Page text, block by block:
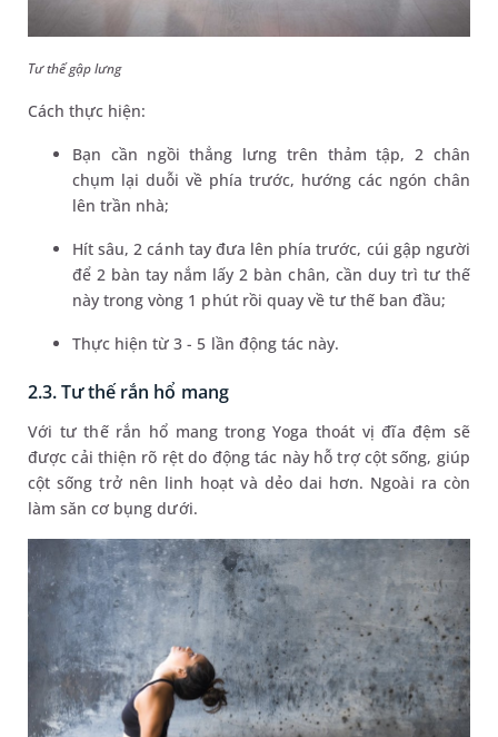
Tư thế gập lưng
Cách thực hiện:
Bạn cần ngồi thẳng lưng trên thảm tập, 2 chân
chụm lại duỗi về phía trước, hướng các ngón chân
lên trần nhà;
Hít sâu, 2 cánh tay đưa lên phía trước, cúi gập người
để 2 bàn tay nắm lấy 2 bàn chân, cần duy trì tư thế
này trong vòng 1 phút rồi quay về tư thế ban đầu;
Thực hiện từ 3 - 5 lần động tác này.
2.3. Tư thế rắn hổ mang
Với tư thế rắn hổ mang trong Yoga thoát vị đĩa đệm sẽ
được cải thiện rõ rệt do động tác này hỗ trợ cột sống, giúp
cột sống trở nên linh hoạt và dẻo dai hơn. Ngoài ra còn
làm săn cơ bụng dưới.